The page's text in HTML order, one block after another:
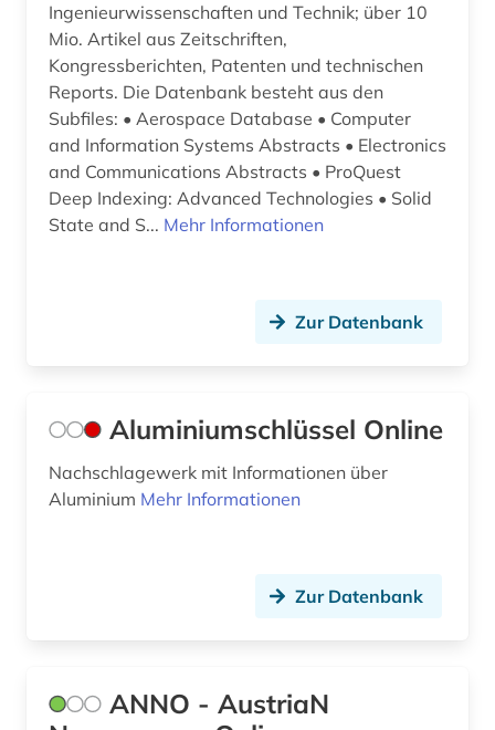
energietechnik (7)
energiewende (1)
energy (1)
engagement (1)
engineering (1)
entwurf (1)
enzyklopädie (1)
eth zürich (1)
Ingenieurwissenschaften und Technik; über 10
Mio. Artikel aus Zeitschriften,
Kongressberichten, Patenten und technischen
Reports. Die Datenbank besteht aus den
Subfiles: • Aerospace Database • Computer
and Information Systems Abstracts • Electronics
and Communications Abstracts • ProQuest
Deep Indexing: Advanced Technologies • Solid
State and S... Mehr Informationen
Zur Datenbank
Aluminiumschlüssel Online
Nachschlagewerk mit Informationen über
Aluminium Mehr Informationen
Zur Datenbank
ANNO - AustriaN